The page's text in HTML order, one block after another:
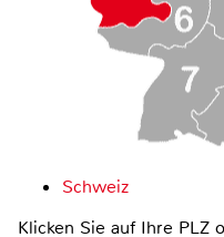
Schweiz
Klicken Sie auf Ihre PLZ